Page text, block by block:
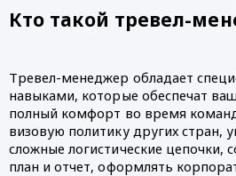
Кто такой тревел-
Тревел-менеджер обладает
навыками, которые обеспечат
полный комфорт во время
визовую политику других стран,
сложные логистические цепочки,
план и отчет, оформлять